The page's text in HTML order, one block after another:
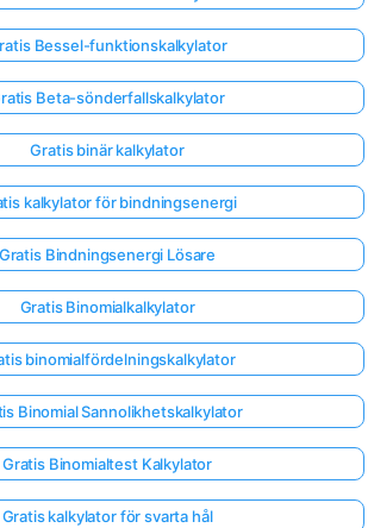
Bessel-funktionskalkylator
Beta-sönderfallskalkylator
Gratis binär kalkylator
kalkylator för bindningsenergi
Gratis Bindningsenergi Lösare
Gratis Binomialkalkylator
binomialfördelningskalkylator
Binomial Sannolikhetskalkylator
Gratis Binomialtest Kalkylator
Gratis kalkylator för svarta hål